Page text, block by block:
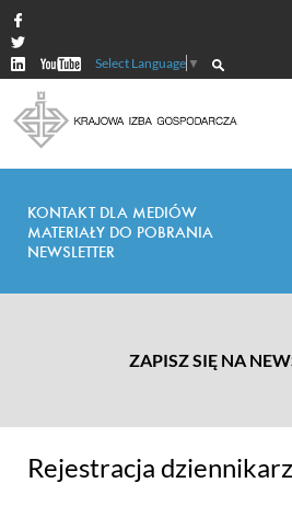
Select Language ▼
KONTAKT DLA MEDIÓW
MATERIAŁY DO POBRANIA
NEWSLETTER
ZAPISZ SIĘ NA
Rejestracja